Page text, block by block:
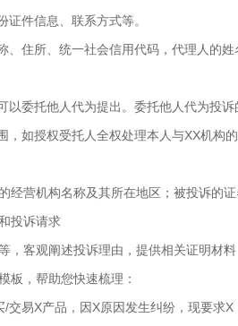
件信息、联系方式等。
住所、统一社会信用代码，代理人的
委托他人代为提出。委托他人代为投
如授权受托人全权处理本人与XX机构
经营机构名称及其所在地区；被投诉的
投诉请求
，客观阐述投诉理由，提供相关证明材
板，帮助您快速梳理：
交易X产品，因X原因发生纠纷，现要求